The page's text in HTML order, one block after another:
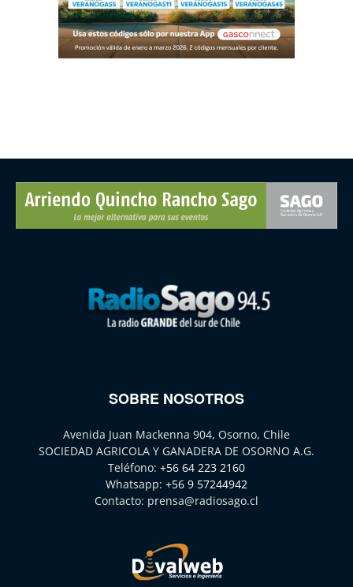
SOBRE NOSOTROS
Avenida Juan Mackenna 904, Osorno, Chile
SOCIEDAD AGRICOLA Y GANADERA DE OSORNO A.G.
Teléfono: +56 64 223 2160
Whatsapp: +56 9 57244942
Contacto: prensa@radiosago.cl